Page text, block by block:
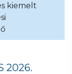
kiemelt
2026.